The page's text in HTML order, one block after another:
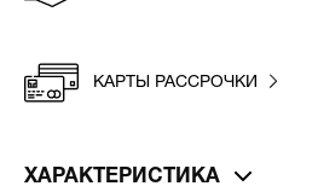
КАРТЫ РАССРОЧКИ
ХАРАКТЕРИСТИКА